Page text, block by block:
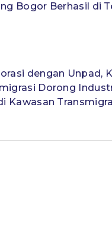
Bogor Berhasil di
dengan Unpad,
Dorong
Kawasan